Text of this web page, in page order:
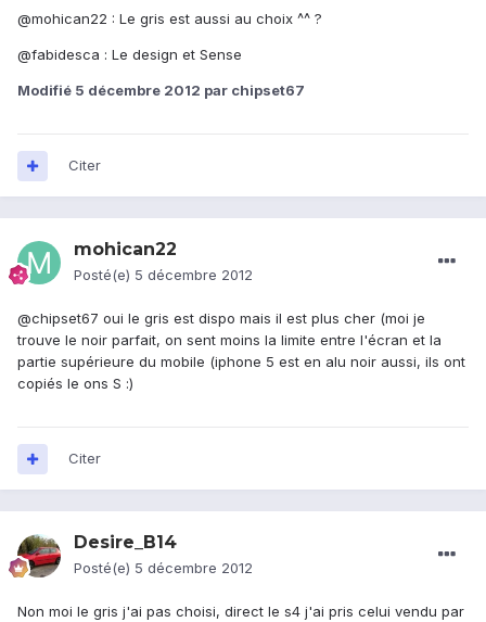
@mohican22 : Le gris est aussi au choix ^^ ?
@fabidesca : Le design et Sense
Modifié 5 décembre 2012 par chipset67
Citer
mohican22
Posté(e) 5 décembre 2012
@chipset67 oui le gris est dispo mais il est plus cher (moi je
trouve le noir parfait, on sent moins la limite entre l'écran et la
partie supérieure du mobile (iphone 5 est en alu noir aussi, ils ont
copiés le ons S :)
Citer
Desire_B14
Posté(e) 5 décembre 2012
Non moi le gris j'ai pas choisi, direct le s4 j'ai pris celui vendu par